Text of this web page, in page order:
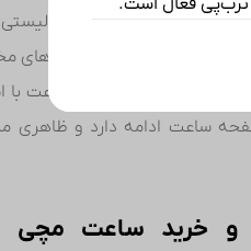
مشکی، جذابیت
آن را مناسب برای مناسبت‌های
خارج از خانه، می‌کند. بند ساعت
ساعت ادامه دارد و ظاهری
خرید ساعت مچی
ترب‌پی فعال است.